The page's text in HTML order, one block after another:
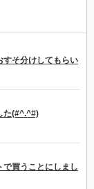
すそ分けしてもらい
た(#^.^#)
買うことにしまし